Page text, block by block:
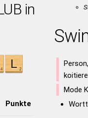
in
Punkte
Mode